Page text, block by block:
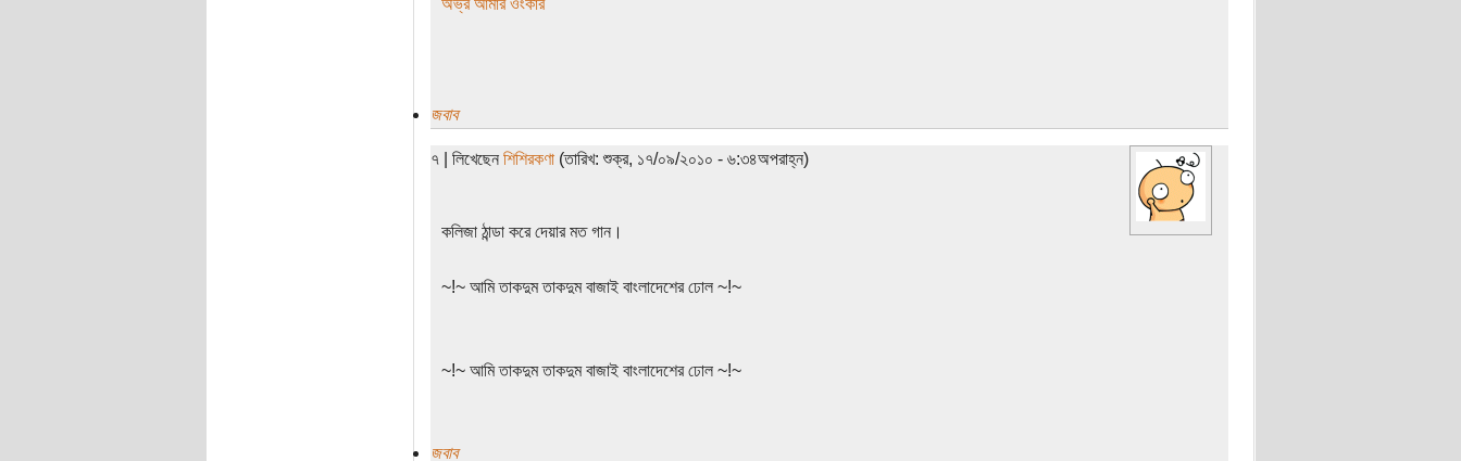
অভ্র আমার ওংকার
জবাব
৭ | লিখেছেন শিশিরকণা(তারিখ: শুক্র, ১৭/০৯/২০১০ - ৬:৩৪অপরাহ্ন)
কলিজা ঠান্ডা করে দেয়ার মত গান।
~!~ আমি তাকদুম তাকদুম বাজাই বাংলাদেশের ঢোল ~!~
~!~ আমি তাকদুম তাকদুম বাজাই বাংলাদেশের ঢোল ~!~
জবাব